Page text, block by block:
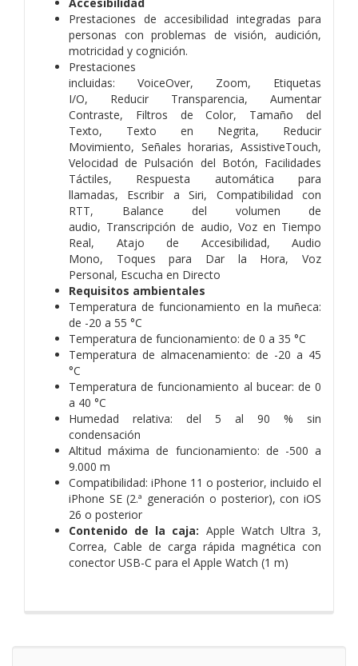
Prestaciones de accesibilidad integradas para
personas con problemas de visión, audición,
motricidad y cognición.
Prestaciones
incluidas: VoiceOver, Zoom, Etiquetas
I/O, Reducir Transparencia, Aumentar
Contraste, Filtros de Color, Tamaño del
Texto, Texto en Negrita, Reducir
Movimiento, Señales horarias,AssistiveTouch,
Velocidad de Pulsación del Botón, Facilidades
Táctiles, Respuesta automática para
llamadas, Escribir a Siri, Compati­bilidad con
RTT, Balance del volumen de
audio, Transcripción de audio, Voz en Tiempo
Real, Atajo de Accesibilidad, Audio
Mono, Toques para Dar la Hora,Voz
Personal, Escucha en Directo
Requisitos ambientales
Temperatura de funciona­miento en la muñeca:
de -20 a 55 °C
Temperatura de funciona­miento: de 0 a 35 °C
Temperatura de almacena­miento: de -20 a 45
°C
Temperatura de funciona­miento al bucear: de 0
a 40 °C
Humedad relativa: del 5 al 90 % sin
condensación
Altitud máxima de funciona­miento: de -500 a
9.000 m
Compati­bilidad: iPhone 11 o posterior, incluido el
iPhone SE (2.ª generación o posterior), con iOS
26 o posterior
Contenido de la caja: Apple Watch Ultra 3,
Correa, Cable de carga rápida magnética con
conector USB-C para el Apple Watch (1 m)